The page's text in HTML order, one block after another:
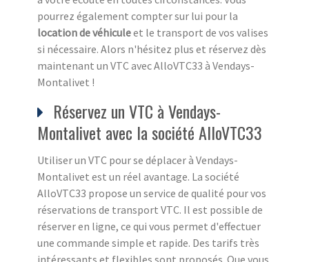
pourrez également compter sur lui pour la
location de véhiculeet le transport de vos valises
si nécessaire. Alors n'hésitez plus et réservez dès
maintenant un VTC avec AlloVTC33 à Vendays-
Montalivet !
Réservez un VTC à Vendays-
Montalivet avec la société AlloVTC33
Utiliser un VTC pour se déplacer à Vendays-
Montalivet est un réel avantage. La société
AlloVTC33 propose un service de qualité pour vos
réservations de transport VTC. Il est possible de
réserver en ligne, ce qui vous permet d'effectuer
une commande simple et rapide. Des tarifs très
intéressants et flexibles sont proposés. Que vous